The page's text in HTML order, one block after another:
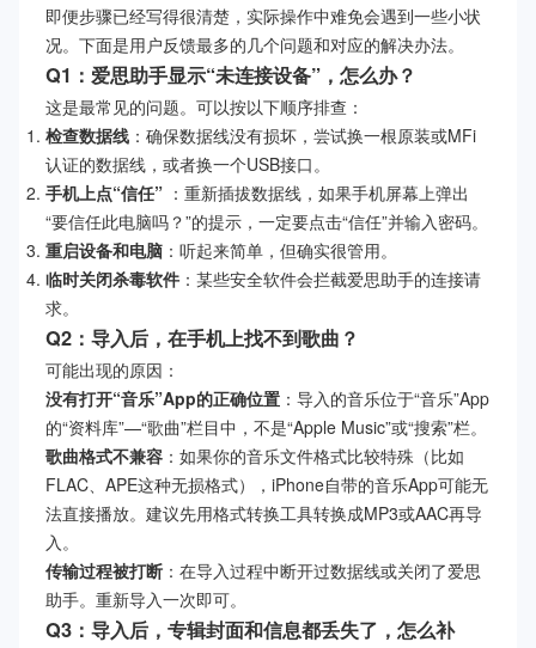
即便步骤已经写得很清楚，实际操作中难免会遇到一些小状
况。下面是用户反馈最多的几个问题和对应的解决办法。
Q1：爱思助手显示“未连接设备”，怎么办？
这是最常见的问题。可以按以下顺序排查：
检查数据线 ：确保数据线没有损坏，尝试换一根原装或MFi
认证的数据线，或者换一个USB接口。
手机上点“信任” ：重新插拔数据线，如果手机屏幕上弹出
“要信任此电脑吗？”的提示，一定要点击“信任”并输入密码。
重启设备和电脑 ：听起来简单，但确实很管用。
临时关闭杀毒软件 ：某些安全软件会拦截爱思助手的连接请
求。
Q2：导入后，在手机上找不到歌曲？
可能出现的原因：
没有打开“音乐”App的正确位置 ：导入的音乐位于“音乐”App
的“资料库”—“歌曲”栏目中，不是“Apple Music”或“搜索”栏。
歌曲格式不兼容 ：如果你的音乐文件格式比较特殊（比如
FLAC、APE这种无损格式），iPhone自带的音乐App可能无
法直接播放。建议先用格式转换工具转换成MP3或AAC再导
入。
传输过程被打断 ：在导入过程中断开过数据线或关闭了爱思
助手。重新导入一次即可。
Q3：导入后，专辑封面和信息都丢失了，怎么补